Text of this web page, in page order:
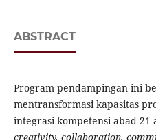
ABSTRACT
Program pendampingan ini
mentransformasi kapasitas
integrasi kompetensi abad 21
creativity, collaboration,